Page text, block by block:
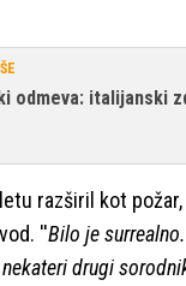
odmeva: italijanski
razširil kot
''Bilo je
drugi